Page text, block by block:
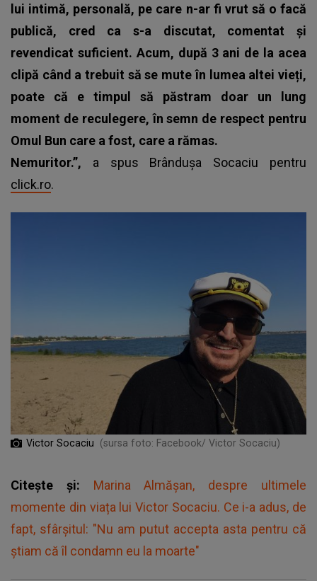
lui intimă, personală, pe care n-ar fi vrut să o facă
publică, cred ca s-a discutat, comentat și
revendicat suficient. Acum, după 3 ani de la acea
clipă când a trebuit să se mute în lumea altei vieți,
poate că e timpul să păstram doar un lung
moment de reculegere, în semn de respect pentru
Omul Bun care a fost, care a rămas.
Nemuritor.”, a spus Brândușa Socaciu pentru
click.ro.
Victor Socaciu (sursa foto: Facebook/ Victor Socaciu)
Citește și: Marina Almășan, despre ultimele
momente din viața lui Victor Socaciu. Ce i-a adus, de
fapt, sfârșitul: "Nu am putut accepta asta pentru că
știam că îl condamn eu la moarte"